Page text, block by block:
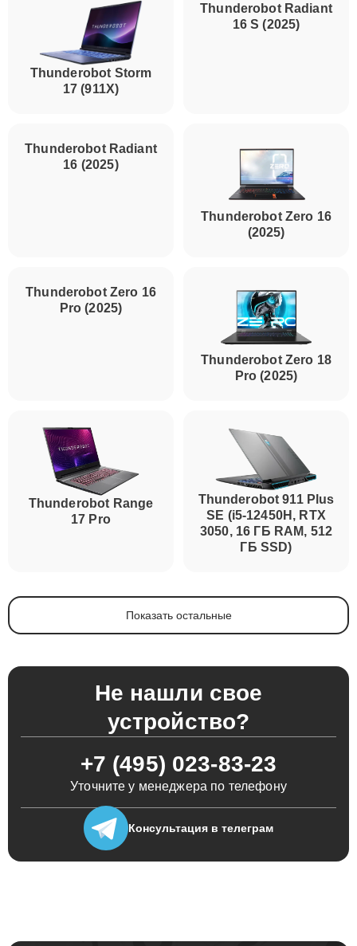
Thunderobot Storm
17 (911X)
Thunderobot Radiant
16 (2025)
Thunderobot Zero 16
(2025)
Thunderobot Zero 18
Pro (2025)
Thunderobot Range
17 Pro
Thunderobot 911 Plus
SE (i5-12450H, RTX
3050, 16 ГБ RAM, 512
ГБ SSD)
Показать остальные
Не нашли свое
устройство?
+7 (495) 023-83-23
Уточните у менеджера по телефону
Консультация в телеграм